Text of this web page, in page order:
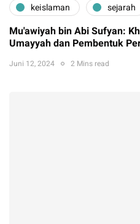
keislaman sejarah
Mu'awiyah bin Abi Sufyan:
Umayyah dan Pembentuk
Juni 12, 2024 2 Mins read